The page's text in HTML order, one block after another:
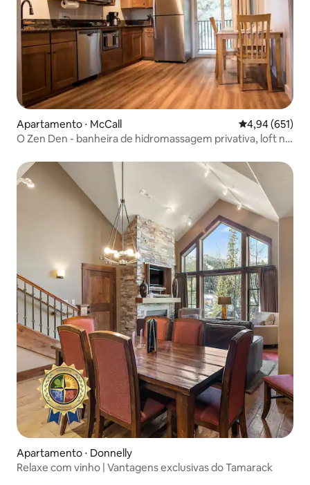
Apartamento ⋅ McCall 4,94 de uma
4,94 (651)
O Zen Den - banheira de hidromassagem privativa, loft no
Apartamento ⋅ Donnelly
Relaxe com vinho | Vantagens exclusivas do Tamarack